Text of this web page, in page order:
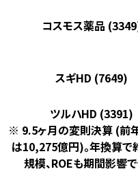
コスモス薬品
スギHD (7649)
ツルハHD (3391)
※ 9.5ヶ月の変則決算 (前
は10,275億円)。年換算で
規模、ROEも期間影響